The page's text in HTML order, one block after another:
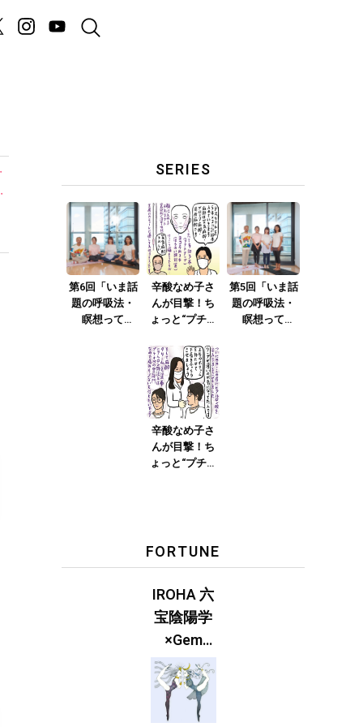
・
・
SERIES
第6回「いま話
題の呼吸法・
瞑想って
辛酸なめ子さ
んが目撃！ち
ょっと“プチオ
らの愛すべき
編集長、5本
×2=10本の糸を
こなす♡」
第5回「いま話
題の呼吸法・
瞑想って
辛酸なめ子さ
んが目撃！ち
ょっと“プチオ
ルロン酸注
入」
FORTUNE
IROHA 六
宝陰陽学
×Gem
Muse
【GLITTER
2023